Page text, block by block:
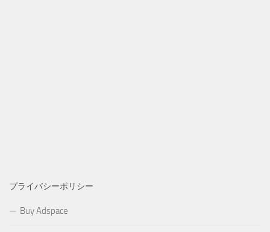
プライバシーポリシー
Buy Adspace